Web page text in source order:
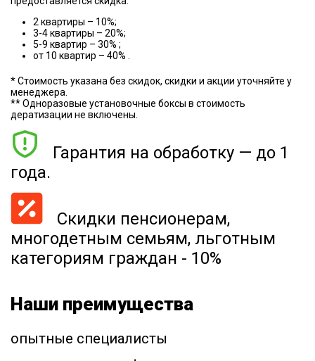
2 квартиры – 10%;
3-4 квартиры – 20%;
5-9 квартир – 30% ;
от 10 квартир – 40% .
* Стоимость указана без скидок, скидки и акции уточняйте у
менеджера.
** Одноразовые установочные боксы в стоимость
дератизации не включены.
Гарантия на обработку — до 1
года.
Скидки пенсионерам,
многодетным семьям, льготным
категориям граждан - 10%
Наши преимущества
опытные специалисты